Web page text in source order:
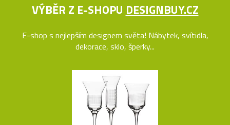
VÝBĚR Z E-SHOPU DESIGNBUY.CZ
E-shop s nejlepším designem světa! Nábytek, svítidla,
dekorace, sklo, šperky...